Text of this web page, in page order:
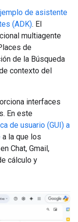
de asistente
(ADK). El
multiagente
de
de la Búsqueda
contexto del
interfaces
En este
de usuario (GUI) a
a la que los
Chat, Gmail,
cálculo y